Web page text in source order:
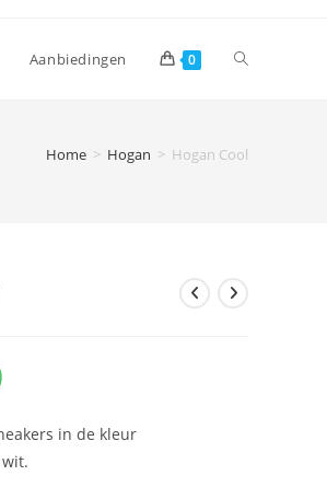
Aanbiedingen 0 Toggle
Home > Hogan > Hogan Cool
in de kleur